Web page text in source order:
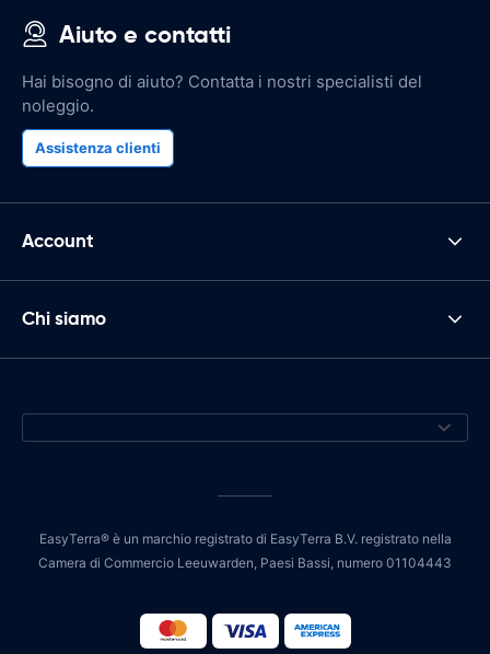
Aiuto e contatti
Hai bisogno di aiuto? Contatta i nostri specialisti del
noleggio.
Assistenza clienti
Account
Chi siamo
EasyTerra® è un marchio registrato di EasyTerra B.V. registrato nella
Camera di Commercio Leeuwarden, Paesi Bassi, numero 01104443